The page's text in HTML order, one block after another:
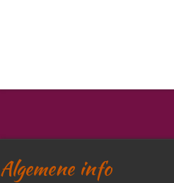
Algemene info